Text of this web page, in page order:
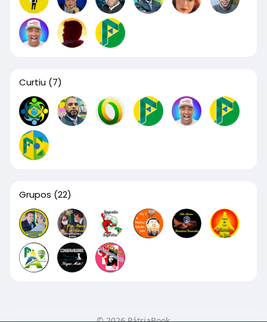
Curtiu (7)
Grupos (22)